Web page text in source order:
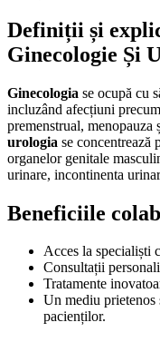
Definiții și
Ginecologie Și
Ginecologia se ocupă cu
incluzând afecțiuni
premenstrual, menopauza
urologia se concentrează
organelor genitale
urinare, incontinenta
Beneficiile
Acces la specialiști
Consultații
Tratamente
Un mediu prietenos
pacienților.